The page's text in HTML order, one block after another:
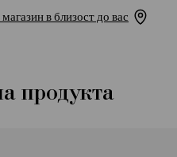
в близост до вас
продукта